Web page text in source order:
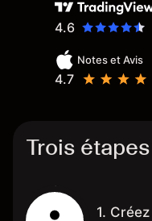
4.6
Notes et Avis
4.7
Trois
1.